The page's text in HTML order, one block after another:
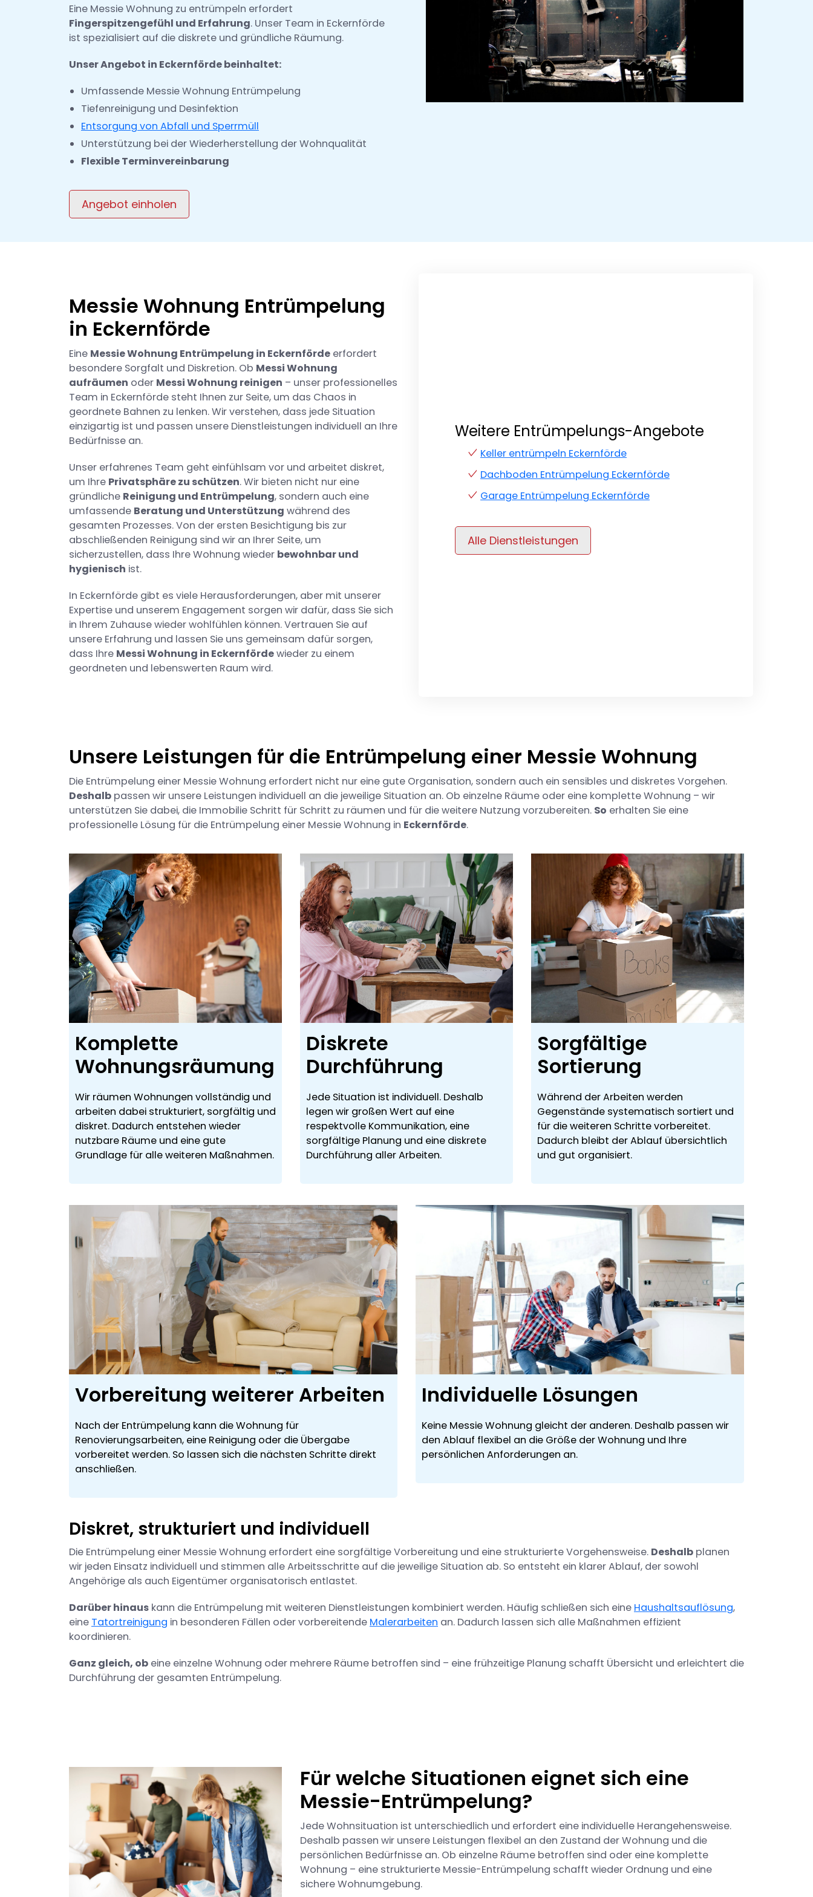
Eine Messie Wohnung zu entrümpeln erfordert
Fingerspitzengefühl und Erfahrung. Unser Team in Eckernförde
ist spezialisiert auf die diskrete und gründliche Räumung.
Unser Angebot in Eckernförde beinhaltet:
Umfassende Messie Wohnung Entrümpelung
Tiefenreinigung und Desinfektion
Entsorgung von Abfall und Sperrmüll
Unterstützung bei der Wiederherstellung der Wohnqualität
Flexible Terminvereinbarung
Angebot einholen
Messie Wohnung Entrümpelung
in Eckernförde
Eine Messie Wohnung Entrümpelung in Eckernförde erfordert
besondere Sorgfalt und Diskretion. Ob Messi Wohnung
aufräumen oder Messi Wohnung reinigen – unser professionelles
Team in Eckernförde steht Ihnen zur Seite, um das Chaos in
geordnete Bahnen zu lenken. Wir verstehen, dass jede Situation
einzigartig ist und passen unsere Dienstleistungen individuell an Ihre
Bedürfnisse an.
Unser erfahrenes Team geht einfühlsam vor und arbeitet diskret,
um Ihre Privatsphäre zu schützen. Wir bieten nicht nur eine
gründliche Reinigung und Entrümpelung, sondern auch eine
umfassende Beratung und Unterstützung während des
gesamten Prozesses. Von der ersten Besichtigung bis zur
abschließenden Reinigung sind wir an Ihrer Seite, um
sicherzustellen, dass Ihre Wohnung wieder bewohnbar und
hygienisch ist.
In Eckernförde gibt es viele Herausforderungen, aber mit unserer
Expertise und unserem Engagement sorgen wir dafür, dass Sie sich
in Ihrem Zuhause wieder wohlfühlen können. Vertrauen Sie auf
unsere Erfahrung und lassen Sie uns gemeinsam dafür sorgen,
dass Ihre Messi Wohnung in Eckernfördewieder zu einem
geordneten und lebenswerten Raum wird.
Weitere Entrümpelungs-Angebote
Keller entrümpeln Eckernförde
Dachboden Entrümpelung Eckernförde
Garage Entrümpelung Eckernförde
Alle Dienstleistungen
Unsere Leistungen für die Entrümpelung einer Messie Wohnung
Die Entrümpelung einer Messie Wohnung erfordert nicht nur eine gute Organisation, sondern auch ein sensibles und diskretes Vorgehen.
Deshalb passen wir unsere Leistungen individuell an die jeweilige Situation an. Ob einzelne Räume oder eine komplette Wohnung – wir
unterstützen Sie dabei, die Immobilie Schritt für Schritt zu räumen und für die weitere Nutzung vorzubereiten. So erhalten Sie eine
professionelle Lösung für die Entrümpelung einer Messie Wohnung in Eckernförde.
Komplette
Wohnungsräumung
Wir räumen Wohnungen vollständig und
arbeiten dabei strukturiert, sorgfältig und
diskret. Dadurch entstehen wieder
nutzbare Räume und eine gute
Grundlage für alle weiteren Maßnahmen.
Diskrete
Durchführung
Jede Situation ist individuell. Deshalb
legen wir großen Wert auf eine
respektvolle Kommunikation, eine
sorgfältige Planung und eine diskrete
Durchführung aller Arbeiten.
Sorgfältige
Sortierung
Während der Arbeiten werden
Gegenstände systematisch sortiert und
für die weiteren Schritte vorbereitet.
Dadurch bleibt der Ablauf übersichtlich
und gut organisiert.
Vorbereitung weiterer Arbeiten
Nach der Entrümpelung kann die Wohnung für
Renovierungsarbeiten, eine Reinigung oder die Übergabe
vorbereitet werden. So lassen sich die nächsten Schritte direkt
anschließen.
Individuelle Lösungen
Keine Messie Wohnung gleicht der anderen. Deshalb passen wir
den Ablauf flexibel an die Größe der Wohnung und Ihre
persönlichen Anforderungen an.
Diskret, strukturiert und individuell
Die Entrümpelung einer Messie Wohnung erfordert eine sorgfältige Vorbereitung und eine strukturierte Vorgehensweise. Deshalb planen
wir jeden Einsatz individuell und stimmen alle Arbeitsschritte auf die jeweilige Situation ab. So entsteht ein klarer Ablauf, der sowohl
Angehörige als auch Eigentümer organisatorisch entlastet.
Darüber hinaus kann die Entrümpelung mit weiteren Dienstleistungen kombiniert werden. Häufig schließen sich eine Haushaltsauflösung,
eine Tatortreinigung in besonderen Fällen oder vorbereitende Malerarbeiten an. Dadurch lassen sich alle Maßnahmen effizient
koordinieren.
Ganz gleich, ob eine einzelne Wohnung oder mehrere Räume betroffen sind – eine frühzeitige Planung schafft Übersicht und erleichtert die
Durchführung der gesamten Entrümpelung.
Für welche Situationen eignet sich eine
Messie-Entrümpelung?
Jede Wohnsituation ist unterschiedlich und erfordert eine individuelle Herangehensweise.
Deshalb passen wir unsere Leistungen flexibel an den Zustand der Wohnung und die
persönlichen Bedürfnisse an. Ob einzelne Räume betroffen sind oder eine komplette
Wohnung – eine strukturierte Messie-Entrümpelung schafft wieder Ordnung und eine
sichere Wohnumgebung.